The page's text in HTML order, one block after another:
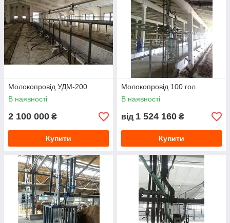
Молокопровід УДМ-200
В наявності
2 100 000 ₴
Купити
Молокопровід 100 гол.
В наявності
від 1 524 160 ₴
Купити